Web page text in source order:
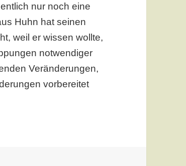
nur noch eine
Huhn hat seinen
weil er wissen wollte,
notwendiger
Veränderungen,
vorbereitet